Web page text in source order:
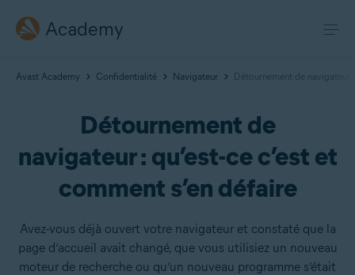
Academy
Avast Academy Confidentialité Navigateur Détournement de navigateur :
Détournement de
navigateur : qu’est-ce c’est et
comment s’en défaire
Avez-vous déjà ouvert votre navigateur et constaté que la
page d’accueil avait changé, que vous utilisiez un nouveau
moteur de recherche ou qu’un nouveau programme s’était